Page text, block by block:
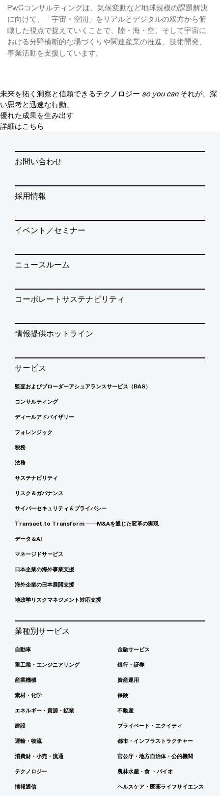
PwCコンサルティングは、気候変動など地球規模の課題解決
に向けて、「宇宙・空間」をリアルとデジタルの双方から俯
瞰した視点で捉えていくことで、陸・海・空、そして宇宙に
おける分野横断的な場づくりや関連産業の推進、技術開発、
事業活動を支援しています。
未来を拓く洞察と信頼できるテクノロジー so you can それが、深
い思考と迅速な行動、
優れた成果を生み出す
詳細はこちら
お問い合わせ
採用情報
イベント／セミナー
ニュースルーム
コーポレートサステナビリティ
情報提供ホットライン
サービス
監査およびブローダーアシュアランスサービス（BAS）
コンサルティング
ディールアドバイザリー
フォレンジック
税務
法務
サステナビリティ
リスク＆ガバナンス
サイバーセキュリティ＆プライバシー
Transact to Transform ――M&Aを通じた変革の実現
データ＆AI
マネージドサービス
日本企業の海外事業支援
海外企業の日本展開支援
地政学リスクマネジメント対応支援
業種別サービス
自動車
重工業・エンジニアリング
産業機械
素材・化学
エネルギー・資源・鉱業
建設
運輸・物流
消費財・小売・流通
テクノロジー
情報通信
金融サービス
銀行・証券
資産運用
保険
不動産
プライベート・エクイティ
都市・インフラストラクチャー
官公庁・地方自治体・公的機関
農林水産・食 ・バイオ
ヘルスケア・医薬ライフサイエンス